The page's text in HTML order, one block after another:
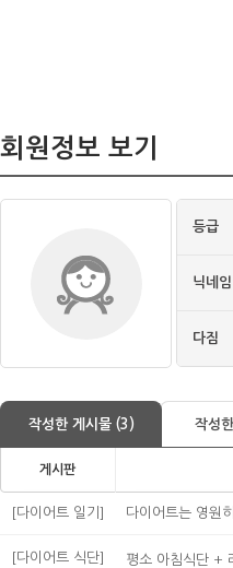
회원정보 보기
등급
닉네임
다짐
작성한 게시물 (3) 작성
게시판
[다이어트 일기] 다이어트는 영원
[다이어트 식단] 평소 아침식단 +